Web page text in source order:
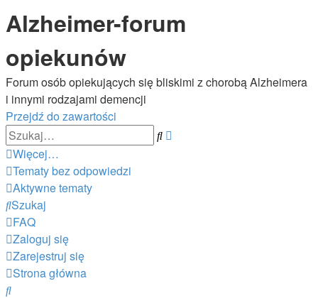
Alzheimer-forum
opiekunów
Forum osób opiekujących się bliskimi z chorobą Alzheimera
i innymi rodzajami demencji
Przejdź do zawartości
Szukaj
Więcej…
Tematy bez odpowiedzi
Aktywne tematy
Szukaj
FAQ
Zaloguj się
Zarejestruj się
Strona główna
Szukaj